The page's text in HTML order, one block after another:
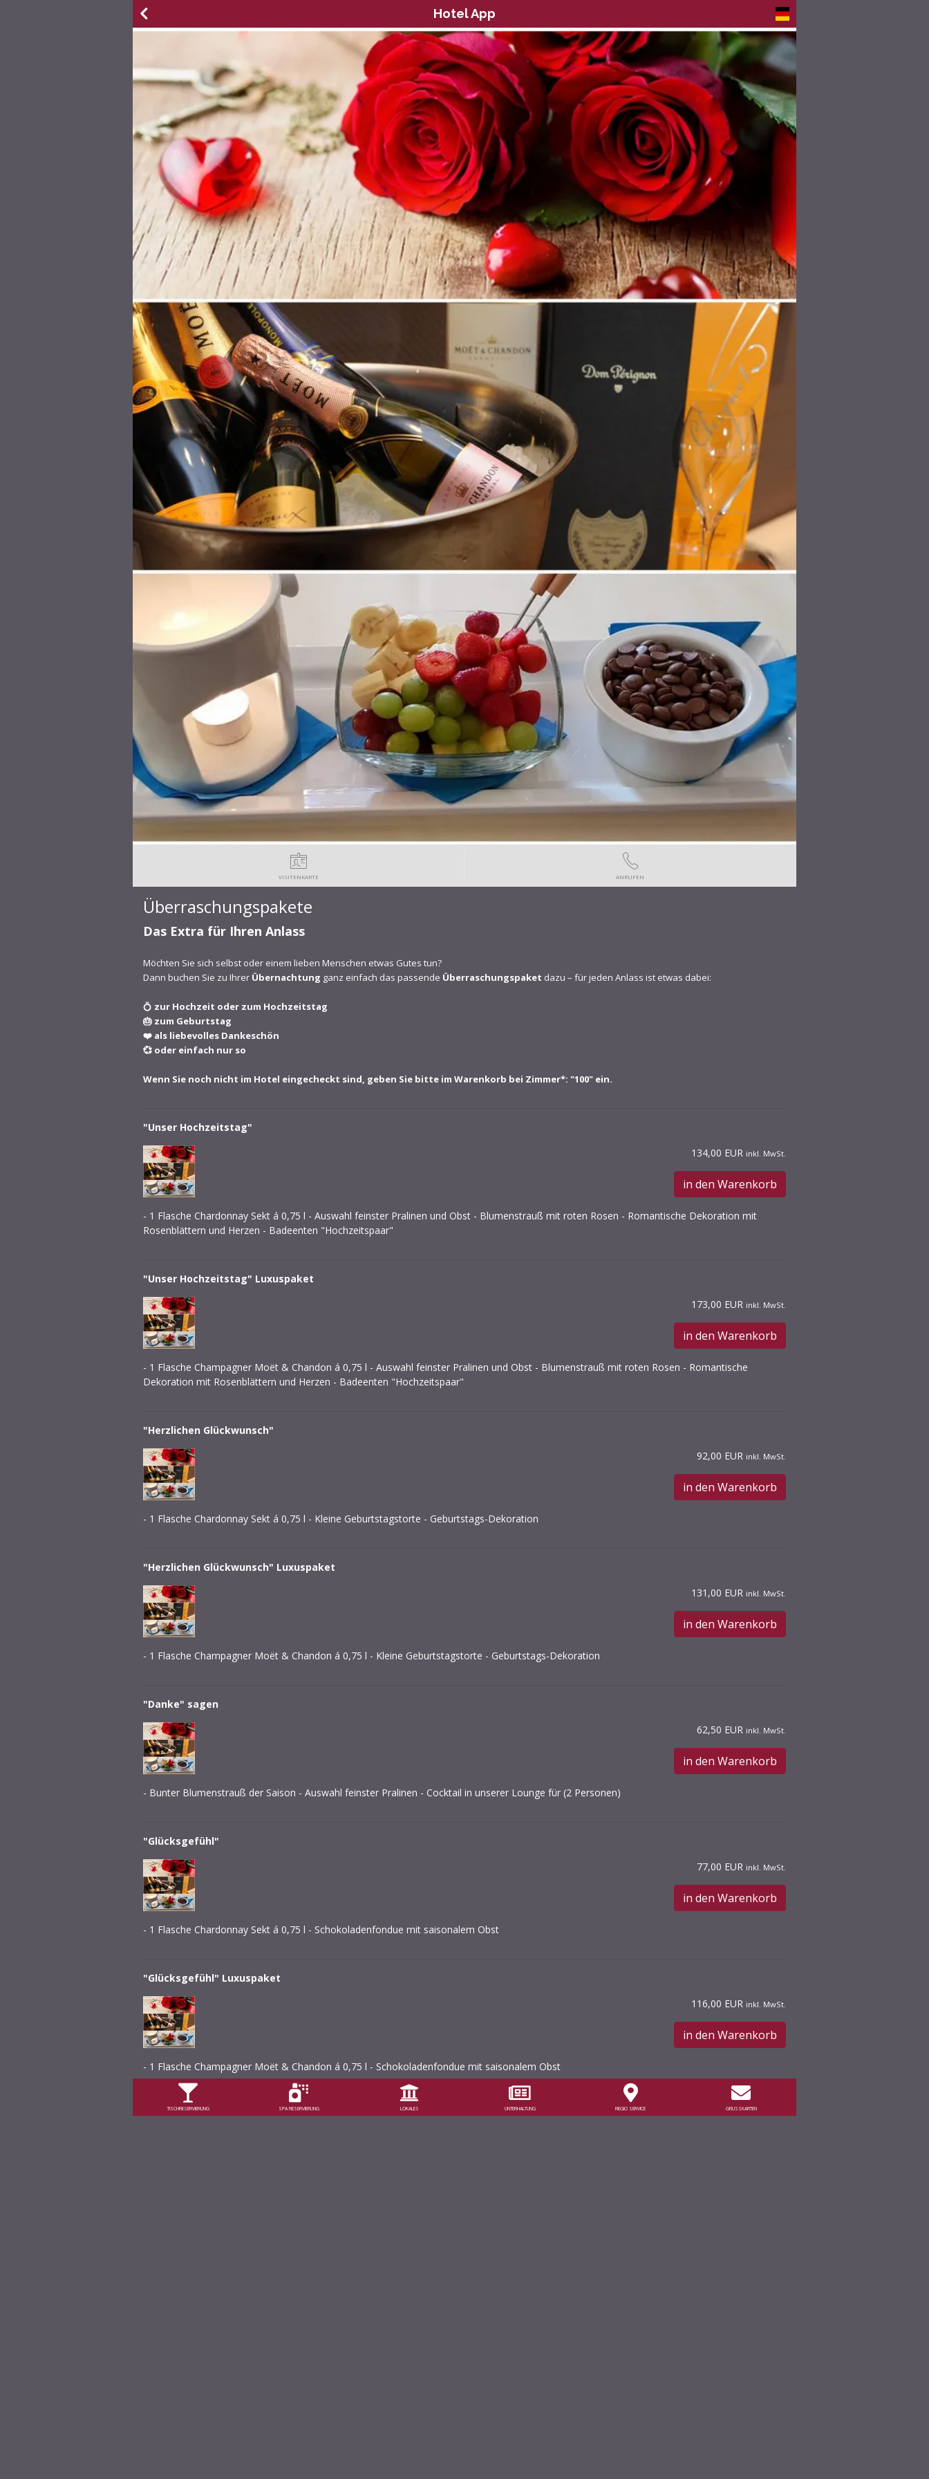
Hotel App
VISITENKARTE ANRUFEN
Überraschungspakete
Das Extra für Ihren Anlass
Möchten Sie sich selbst oder einem lieben Menschen etwas Gutes tun?
Dann buchen Sie zu Ihrer Übernachtung ganz einfach das passende Überraschungspaket dazu – für jeden Anlass ist etwas dabei:
💍 zur Hochzeit oder zum Hochzeitstag
🎂 zum Geburtstag
❤️ als liebevolles Dankeschön
💞 oder einfach nur so
Wenn Sie noch nicht im Hotel eingecheckt sind, geben Sie bitte im Warenkorb bei Zimmer*: "100" ein.
"Unser Hochzeitstag"
134,00 EUR inkl. MwSt.
in den Warenkorb
- 1 Flasche Chardonnay Sekt á 0,75 l - Auswahl feinster Pralinen und Obst - Blumenstrauß mit roten Rosen - Romantische Dekoration mit
Rosenblättern und Herzen - Badeenten "Hochzeitspaar"
"Unser Hochzeitstag" Luxuspaket
173,00 EUR inkl. MwSt.
in den Warenkorb
- 1 Flasche Champagner Moët & Chandon á 0,75 l - Auswahl feinster Pralinen und Obst - Blumenstrauß mit roten Rosen - Romantische
Dekoration mit Rosenblättern und Herzen - Badeenten "Hochzeitspaar"
"Herzlichen Glückwunsch"
92,00 EUR inkl. MwSt.
in den Warenkorb
- 1 Flasche Chardonnay Sekt á 0,75 l - Kleine Geburtstagstorte - Geburtstags-Dekoration
"Herzlichen Glückwunsch" Luxuspaket
131,00 EUR inkl. MwSt.
in den Warenkorb
- 1 Flasche Champagner Moët & Chandon á 0,75 l - Kleine Geburtstagstorte - Geburtstags-Dekoration
"Danke" sagen
62,50 EUR inkl. MwSt.
in den Warenkorb
- Bunter Blumenstrauß der Saison - Auswahl feinster Pralinen - Cocktail in unserer Lounge für (2 Personen)
"Glücksgefühl"
77,00 EUR inkl. MwSt.
in den Warenkorb
- 1 Flasche Chardonnay Sekt á 0,75 l - Schokoladenfondue mit saisonalem Obst
"Glücksgefühl" Luxuspaket
116,00 EUR inkl. MwSt.
in den Warenkorb
- 1 Flasche Champagner Moët & Chandon á 0,75 l - Schokoladenfondue mit saisonalem Obst
"Sinnesrausch"
TISCHRESERVIERUNG SPA RESERVIERUNG LOKALES UNTERHALTUNG REGIO SERVICE GRUSSKARTEN